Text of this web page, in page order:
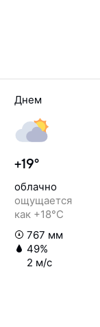
Днем
+19°
облачно
ощущается
как +18°C
767 мм
49%
2 м/с